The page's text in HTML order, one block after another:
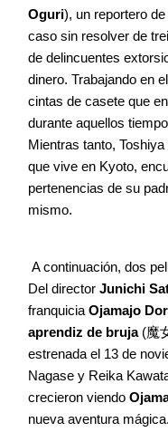
Oguri), un reportero
caso sin resolver de
de delincuentes
dinero. Trabajando en
cintas de casete que
durante aquellos
Mientras tanto, Toshiya
que vive en Kyoto,
pertenencias de su
mismo.
A continuación, dos
Del director Junichi
franquicia Ojamajo
aprendiz de bruja (魔
estrenada el 13 de
Nagase y Reika
crecieron viendo
nueva aventura